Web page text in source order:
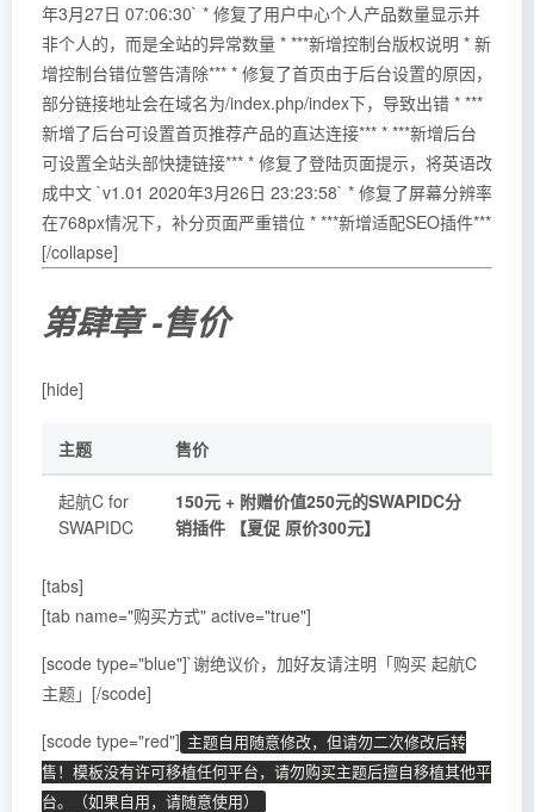
年3月27日 07:06:30` * 修复了用户中心个人产品数量显示并
非个人的，而是全站的异常数量 * ***新增控制台版权说明 * 新
增控制台错位警告清除*** * 修复了首页由于后台设置的原因，
部分链接地址会在域名为/index.php/index下，导致出错 * ***
新增了后台可设置首页推荐产品的直达连接*** * ***新增后台
可设置全站头部快捷链接*** * 修复了登陆页面提示，将英语改
成中文 `v1.01 2020年3月26日 23:23:58` * 修复了屏幕分辨率
在768px情况下，补分页面严重错位 * ***新增适配SEO插件***
[/collapse]
第肆章 -售价
[hide]
主题 售价
起航C for
SWAPIDC
150元 + 附赠价值250元的SWAPIDC分
销插件 【夏促 原价300元】
[tabs]
[tab name="购买方式" active="true"]
[scode type="blue"]`谢绝议价，加好友请注明「购买 起航C
主题」[/scode]
[scode type="red"] 主题自用随意修改，但请勿二次修改后转
售！模板没有许可移植任何平台，请勿购买主题后擅自移植其他平
台。（如果自用，请随意使用）